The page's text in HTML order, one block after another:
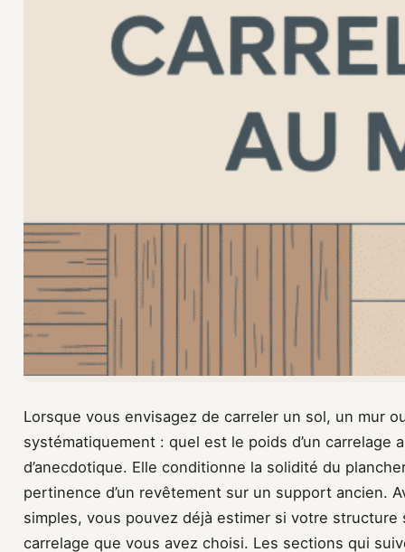
Lorsque vous envisagez de carreler un sol, un mur
systématiquement : quel est le poids d’un carrelage
d’anecdotique. Elle conditionne la solidité du
pertinence d’un revêtement sur un support ancien.
simples, vous pouvez déjà estimer si votre
carrelage que vous avez choisi. Les sections qui